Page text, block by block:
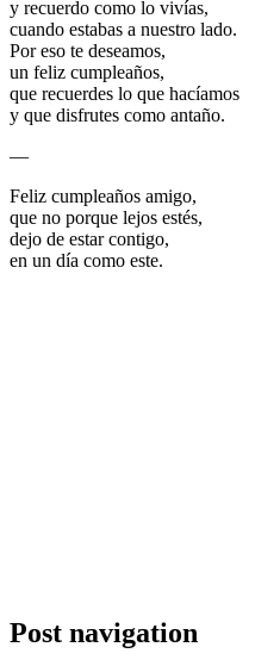
y recuerdo como lo vivías,
cuando estabas a nuestro lado.
Por eso te deseamos,
un feliz cumpleaños,
que recuerdes lo que hacíamos
y que disfrutes como antaño.
—
Feliz cumpleaños amigo,
que no porque lejos estés,
dejo de estar contigo,
en un día como este.
Post navigation